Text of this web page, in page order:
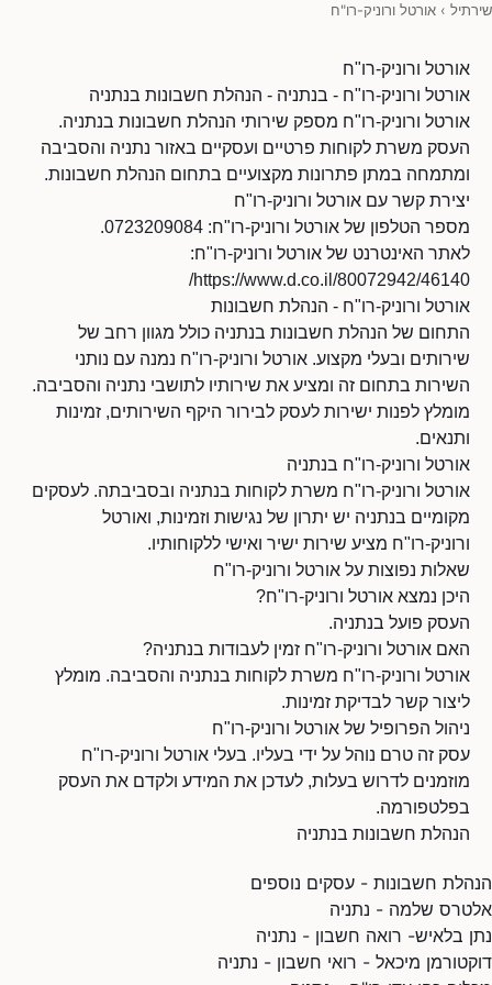
שירתיל › אורטל ורוניק-רו"ח
אורטל ורוניק-רו"ח
אורטל ורוניק-רו"ח - בנתניה - הנהלת חשבונות בנתניה
אורטל ורוניק-רו"ח מספק שירותי הנהלת חשבונות בנתניה.
העסק משרת לקוחות פרטיים ועסקיים באזור נתניה והסביבה
ומתמחה במתן פתרונות מקצועיים בתחום הנהלת חשבונות.
יצירת קשר עם אורטל ורוניק-רו"ח
מספר הטלפון של אורטל ורוניק-רו"ח: 0723209084.
לאתר האינטרנט של אורטל ורוניק-רו"ח:
https://www.d.co.il/80072942/46140/
אורטל ורוניק-רו"ח - הנהלת חשבונות
התחום של הנהלת חשבונות בנתניה כולל מגוון רחב של
שירותים ובעלי מקצוע. אורטל ורוניק-רו"ח נמנה עם נותני
השירות בתחום זה ומציע את שירותיו לתושבי נתניה והסביבה.
מומלץ לפנות ישירות לעסק לבירור היקף השירותים, זמינות
ותנאים.
אורטל ורוניק-רו"ח בנתניה
אורטל ורוניק-רו"ח משרת לקוחות בנתניה ובסביבתה. לעסקים
מקומיים בנתניה יש יתרון של נגישות וזמינות, ואורטל
ורוניק-רו"ח מציע שירות ישיר ואישי ללקוחותיו.
שאלות נפוצות על אורטל ורוניק-רו"ח
היכן נמצא אורטל ורוניק-רו"ח?
העסק פועל בנתניה.
האם אורטל ורוניק-רו"ח זמין לעבודות בנתניה?
אורטל ורוניק-רו"ח משרת לקוחות בנתניה והסביבה. מומלץ
ליצור קשר לבדיקת זמינות.
ניהול הפרופיל של אורטל ורוניק-רו"ח
עסק זה טרם נוהל על ידי בעליו. בעלי אורטל ורוניק-רו"ח
מוזמנים לדרוש בעלות, לעדכן את המידע ולקדם את העסק
בפלטפורמה.
הנהלת חשבונות בנתניה
הנהלת חשבונות - עסקים נוספים
אלטרס שלמה - נתניה
נתן בלאיש- רואה חשבון - נתניה
דוקטורמן מיכאל - רואי חשבון - נתניה